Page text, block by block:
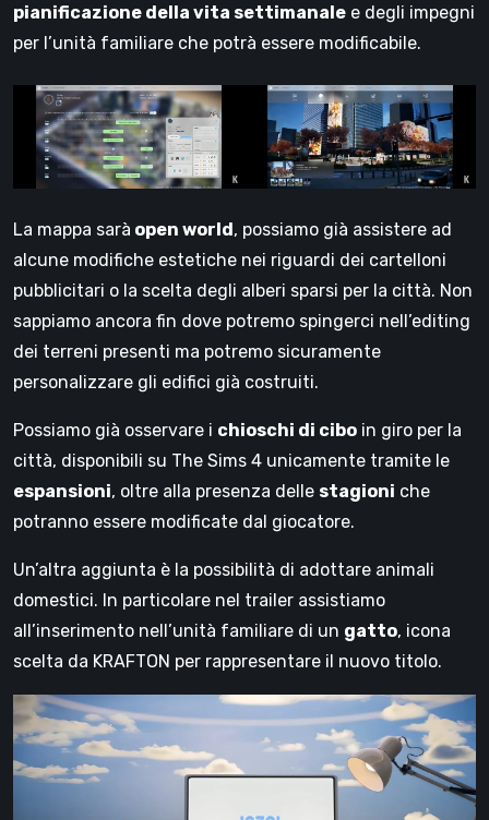
pianificazione della vita settimanale e degli impegni
per l’unità familiare che potrà essere modificabile.
La mappa sarà open world , possiamo già assistere ad
alcune modifiche estetiche nei riguardi dei cartelloni
pubblicitari o la scelta degli alberi sparsi per la città. Non
sappiamo ancora fin dove potremo spingerci nell’editing
dei terreni presenti ma potremo sicuramente
personalizzare gli edifici già costruiti.
Possiamo già osservare i chioschi di cibo in giro per la
città, disponibili su The Sims 4 unicamente tramite le
espansioni, oltre alla presenza delle stagioni che
potranno essere modificate dal giocatore.
Un’altra aggiunta è la possibilità di adottare animali
domestici. In particolare nel trailer assistiamo
all’inserimento nell’unità familiare di un gatto, icona
scelta da KRAFTON per rappresentare il nuovo titolo.